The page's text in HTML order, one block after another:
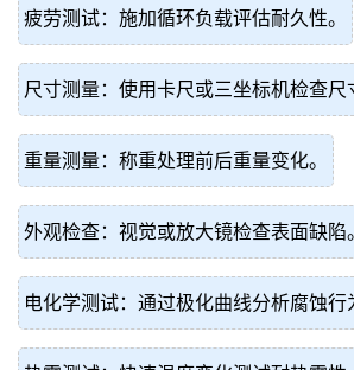
疲劳测试：施加循环负载评估耐久性。
尺寸测量：使用卡尺或三坐标机检查尺
重量测量：称重处理前后重量变化。
外观检查：视觉或放大镜检查表面缺陷
电化学测试：通过极化曲线分析腐蚀行